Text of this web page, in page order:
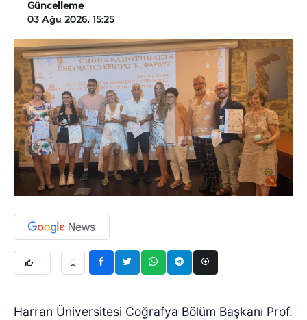
Güncelleme
03 Ağu 2026, 15:25
Harran Üniversitesi Coğrafya Bölüm Başkanı Prof.